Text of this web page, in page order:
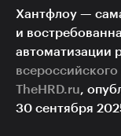
Хантфлоу —
и
автоматизации
TheHRD.ru,
30 сентября